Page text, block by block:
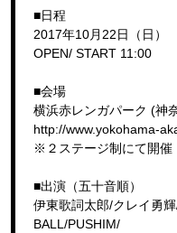
■日程
2017年10月22日（日）
OPEN/ START 11:00
■会場
横浜赤レンガパーク (神
http://www.yokohama-
※２ステージ制にて開催
■出演（五十音順）
伊東歌詞太郎/クレイ勇
BALL/PUSHIM/